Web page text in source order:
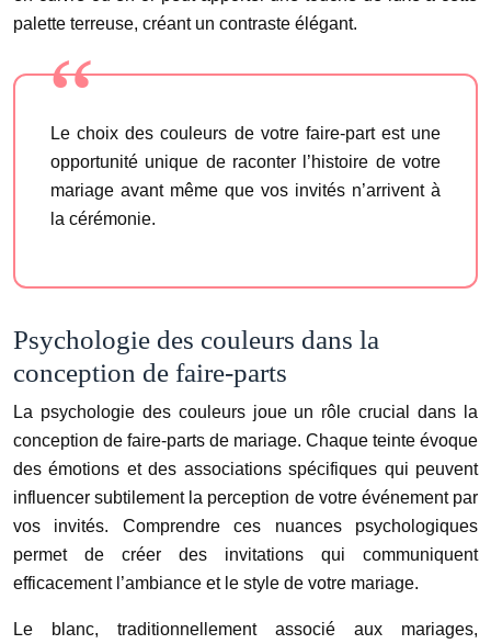
palette terreuse, créant un contraste élégant.
Le choix des couleurs de votre faire-part est une
opportunité unique de raconter l’histoire de votre
mariage avant même que vos invités n’arrivent à
la cérémonie.
Psychologie des couleurs dans la
conception de faire-parts
La psychologie des couleurs joue un rôle crucial dans la
conception de faire-parts de mariage. Chaque teinte évoque
des émotions et des associations spécifiques qui peuvent
influencer subtilement la perception de votre événement par
vos invités. Comprendre ces nuances psychologiques
permet de créer des invitations qui communiquent
efficacement l’ambiance et le style de votre mariage.
Le blanc, traditionnellement associé aux mariages,